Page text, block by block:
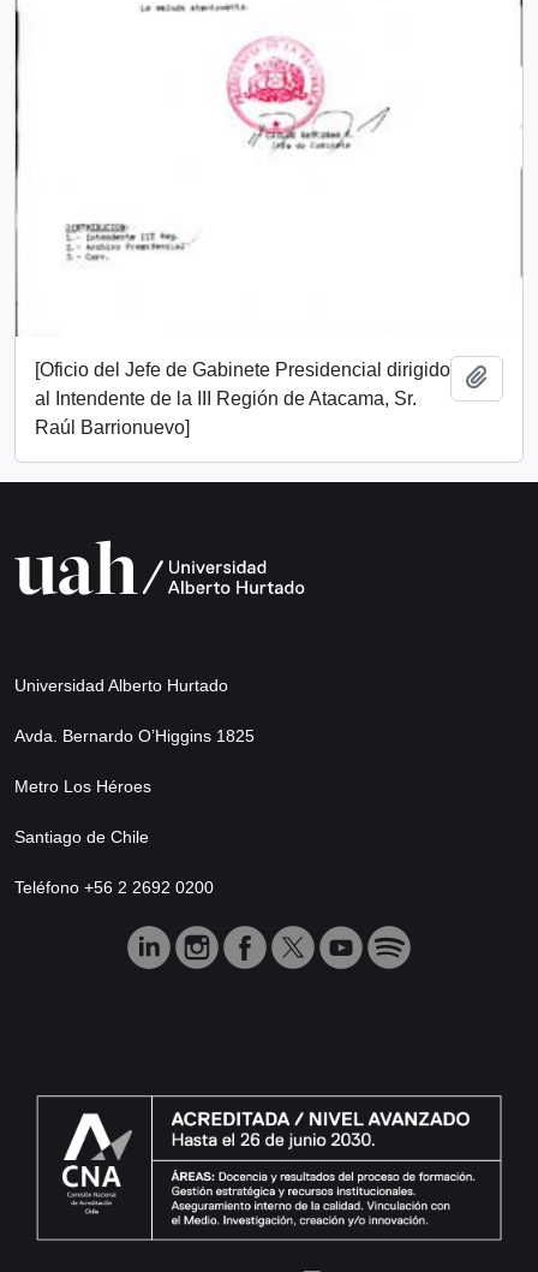
[Oficio del Jefe de Gabinete Presidencial dirigido
al Intendente de la III Región de Atacama, Sr.
Raúl Barrionuevo]
Universidad Alberto Hurtado
Avda. Bernardo O’Higgins 1825
Metro Los Héroes
Santiago de Chile
Teléfono +56 2 2692 0200